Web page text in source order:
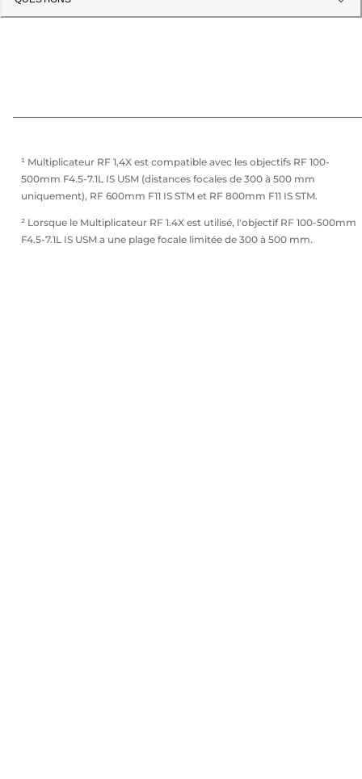
¹ Multiplicateur RF 1,4X est compatible avec les objectifs RF 100-
500mm F4.5-7.1L IS USM (distances focales de 300 à 500 mm
uniquement), RF 600mm F11 IS STM et RF 800mm F11 IS STM.
² Lorsque le Multiplicateur RF 1.4X est utilisé, l'objectif RF 100-500mm
F4.5-7.1L IS USM a une plage focale limitée de 300 à 500 mm.